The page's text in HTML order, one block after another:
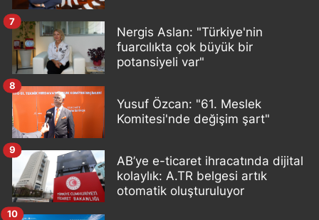
Nergis Aslan: "Türkiye'nin
fuarcılıkta çok büyük bir
potansiyeli var"
7
Yusuf Özcan: "61. Meslek
Komitesi'nde değişim şart"
8
AB’ye e-ticaret ihracatında dijital
kolaylık: A.TR belgesi artık
otomatik oluşturuluyor
9
10